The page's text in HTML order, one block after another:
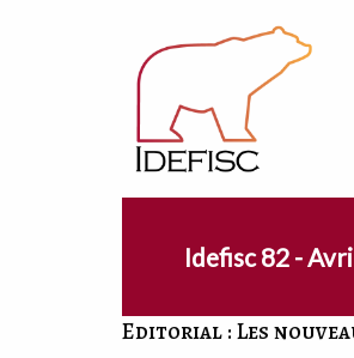
Idefisc 82 -
Editorial : Les